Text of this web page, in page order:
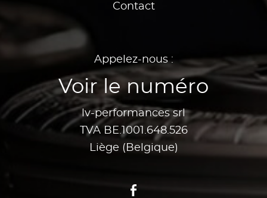
Contact
Appelez-nous :
Voir le numéro
lv-performances srl
TVA BE.1001.648.526
Liège (Belgique)